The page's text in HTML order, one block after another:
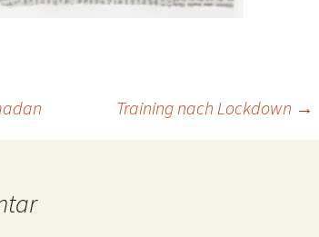
Training nach Lockdown →